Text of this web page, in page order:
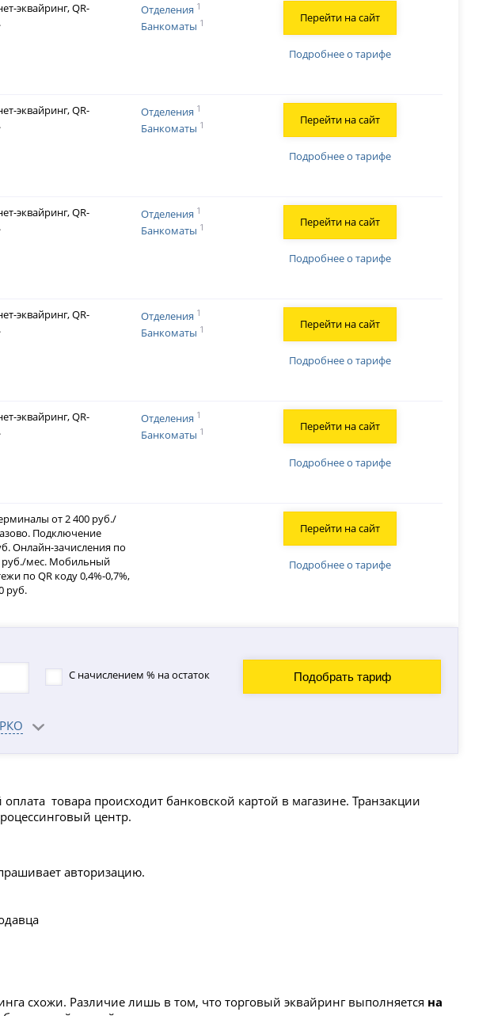
эквайринг, QR-
Отделения 1
Банкоматы 1
Подробнее о тарифе
Перейти на сайт
эквайринг, QR-
Отделения 1
Банкоматы 1
Подробнее о тарифе
Перейти на сайт
эквайринг, QR-
Отделения 1
Банкоматы 1
Подробнее о тарифе
Перейти на сайт
эквайринг, QR-
Отделения 1
Банкоматы 1
Подробнее о тарифе
Перейти на сайт
эквайринг, QR-
Отделения 1
Банкоматы 1
Подробнее о тарифе
Перейти на сайт
от 2 400 руб./
Подключение
Онлайн-зачисления по
руб./мес. Мобильный
по QR коду 0,4%-0,7%,
руб.
Подробнее о тарифе
Перейти на сайт
С начислением % на остаток
Подобрать тариф
товара происходит банковской картой в магазине. Транзакции
центр.
авторизацию.
схожи. Различие лишь в том, что торговый эквайринг выполняется на